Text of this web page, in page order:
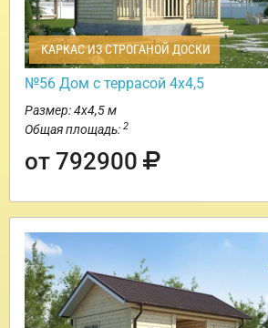
КАРКАС ИЗ СТРОГАНОЙ ДОСКИ
№56 Дом с террасой 4х4,5
Размер: 4х4,5 м
Общая площадь: 2
от 792900